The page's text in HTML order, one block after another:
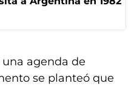
una agenda de
se planteó que